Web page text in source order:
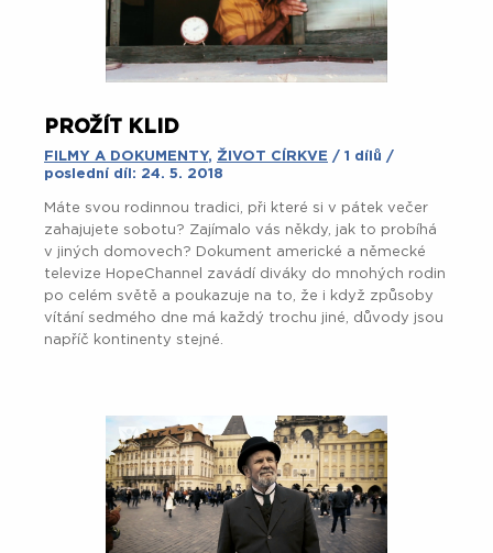
PROŽÍT KLID
FILMY A DOKUMENTY, ŽIVOT CÍRKVE / 1 dílů /
poslední díl: 24. 5. 2018
Máte svou rodinnou tradici, při které si v pátek večer
zahajujete sobotu? Zajímalo vás někdy, jak to probíhá
v jiných domovech? Dokument americké a německé
televize HopeChannel zavádí diváky do mnohých rodin
po celém světě a poukazuje na to, že i když způsoby
vítání sedmého dne má každý trochu jiné, důvody jsou
napříč kontinenty stejné.